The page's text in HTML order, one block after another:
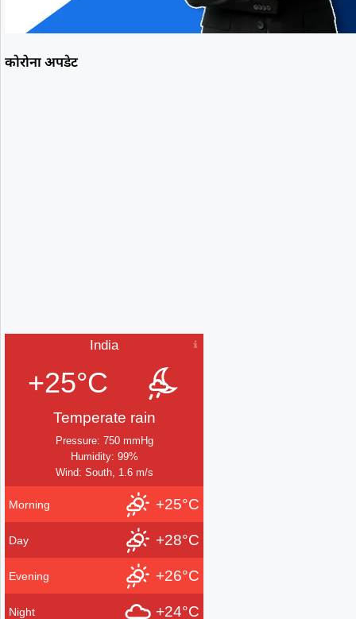
कोरोना अपडेट
India
+25°C
Temperate rain
Pressure: 750 mmHg
Humidity: 99%
Wind: South, 1.6 m/s
Morning +25°C
Day +28°C
Evening +26°C
Night +24°C